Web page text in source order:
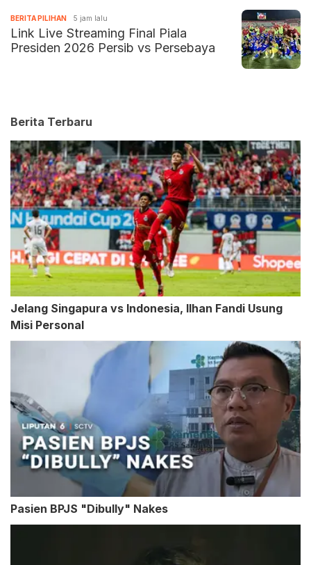
BERITA PILIHAN 5 jam lalu
Link Live Streaming Final Piala
Presiden 2026 Persib vs Persebaya
Berita Terbaru
Jelang Singapura vs Indonesia, Ilhan Fandi Usung
Misi Personal
Pasien BPJS "Dibully" Nakes